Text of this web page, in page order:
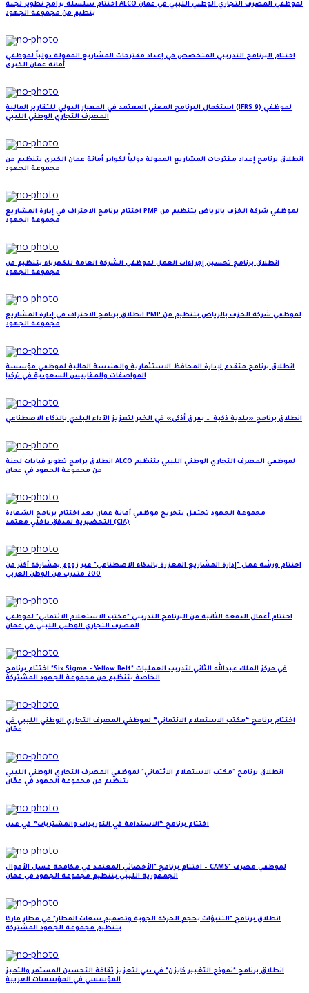
اختتام سلسلة برامج تطوير لجنة ALCO لموظفي المصرف التجاري الوطني الليبي في عمان
بتظيم من مجموعة الجهود
اختتام البرنامج التدريبي المتخصص في إعداد مقترحات المشاريع الممولة دولياً لموظفي
أمانة عمان الكبرى
استكمال البرنامج المهني المعتمد في المعيار الدولي للتقارير المالية (IFRS 9) لموظفي
المصرف التجاري الوطني الليبي
انطلاق برنامج إعداد مقترحات المشاريع الممولة دولياً لكوادر أمانة عمان الكبرى بتنظيم من
مجموعة الجهود
اختتام برنامج الاحتراف في إدارة المشاريع PMP لموظفي شركة الخزف بالرياض بتنظيم من
مجموعة الجهود
انطلاق برنامج تحسين إجراءات العمل لموظفي الشركة العامة للكهرباء بتنظيم من
مجموعة الجهود
انطلاق برنامج الاحتراف في إدارة المشاريع PMP لموظفي شركة الخزف بالرياض بتنظيم من
مجموعة الجهود
انطلاق برنامج متقدم لإدارة المحافظ الاستثمارية والهندسة المالية لموظفي مؤسسة
المواصفات والمقاييس السعودية في تركيا
انطلاق برنامج «بلدية ذكية … بفرق أذكى» في الخبر لتعزيز الأداء البلدي بالذكاء الاصطناعي
انطلاق برامج تطوير قيادات لجنة ALCO لموظفي المصرف التجاري الوطني الليبي بتنظيم
من مجموعة الجهود في عمان
مجموعة الجهود تحتفل بتخريج موظفي أمانة عمان بعد اختتام برنامج الشهادة
التحضيرية لمدقق داخلي معتمد (CIA)
اختتام ورشة عمل "إدارة المشاريع المعززة بالذكاء الاصطناعي" عبر زووم بمشاركة أكثر من
200 متدرب من الوطن العربي
اختتام أعمال الدفعة الثانية من البرنامج التدريبي "مكتب الاستعلام الائتماني" لموظفي
المصرف التجاري الوطني الليبي في عمان
اختتام برنامج "Six Sigma - Yellow Belt" في مركز الملك عبدالله الثاني لتدريب العمليات
الخاصة بتنظيم من مجموعة الجهود المشتركة
اختتام برنامج “مكتب الاستعلام الائتماني” لموظفي المصرف التجاري الوطني الليبي في
عمّان
انطلاق برنامج "مكتب الاستعلام الائتماني" لموظفي المصرف التجاري الوطني الليبي
بتنظيم من مجموعة الجهود في عمّان
اختتام برنامج “الاستدامة في التوريدات والمشتريات” في عدن
اختتام برنامج "الأخصائي المعتمد في مكافحة غسل الأموال – CAMS" لموظفي مصرف
الجمهورية الليبي بتنظيم مجموعة الجهود في عمان
انطلاق برنامج "التنبؤات بحجم الحركة الجوية وتصميم سعات المطار" في مطار ماركا
بتنظيم مجموعة الجهود المشتركة
انطلاق برنامج "نموذج التغيير كايزن" في دبي لتعزيز ثقافة التحسين المستمر والتميز
المؤسسي في المؤسسات العربية